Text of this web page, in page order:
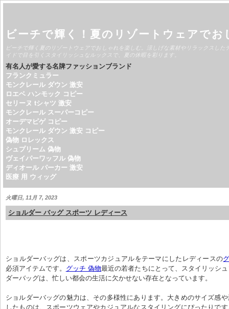
ビーチで輝く！夏のリゾートウェアでお
ビーチで輝く夏のリゾートウェアでおしゃれを楽しむ。涼しげな素材やリラックスし
イドで目を引くスタイリッシュなルックスで、夏の休暇を彩ります。
有名人が愛する名牌ファッションブランド
フランクミュラー
モンクレール ダウン 激安
ロエベ ハンモック コピー
セリーヌ tシャツ 激安
モンクレール スーパーコピー
オーデマピゲ コピー
モンクレール ダウン 激安 コピー
偽物 ロレックス
シュプリーム 偽物
ヴェイパーワッフル 偽物
ディオール パーカー 激安
医療 用 ウィッグ
火曜日, 11月 7, 2023
ショルダー バッグ スポーツ レディース
ショルダーバッグは、スポーツカジュアルをテーマにしたレディースの
必須アイテムです。 グッチ 偽物最近の若者たちにとって、スタイリッシ
ダーバッグは、忙しい都会の生活に欠かせない存在となっています。
ショルダーバッグの魅力は、その多様性にあります。大きめのサイズ感
したものは、スポーツウェアやカジュアルなスタイリングにぴったりで